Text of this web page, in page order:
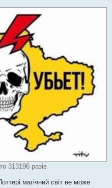
313196 разів
магічний світ не може